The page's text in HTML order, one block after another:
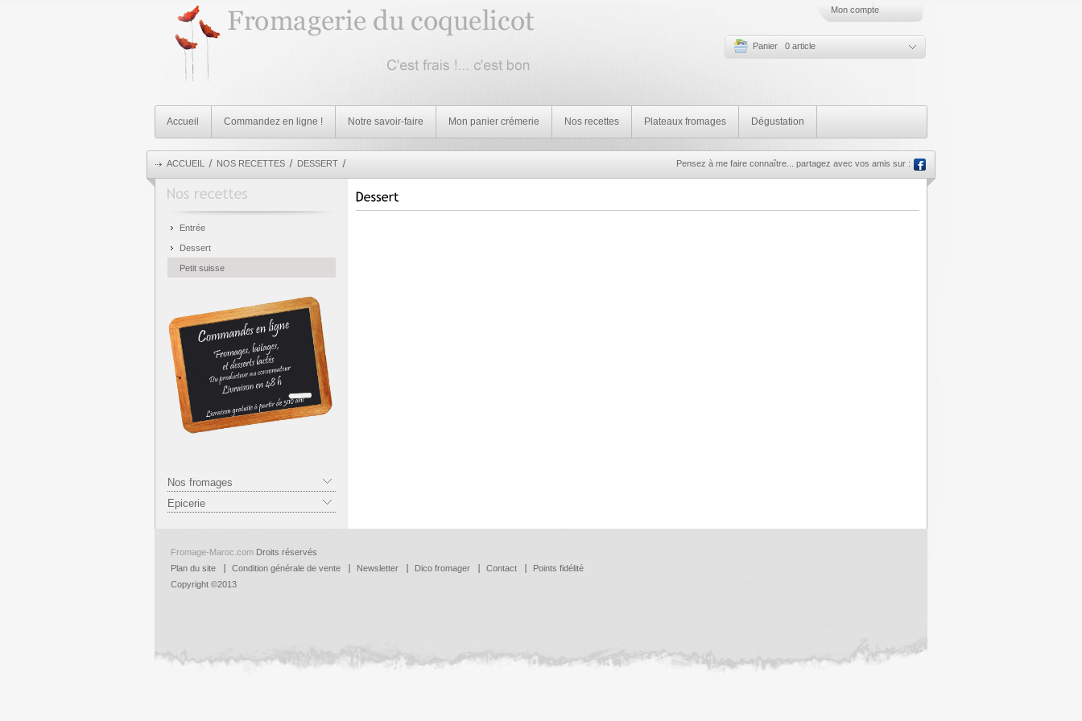
Mon compte
Panier 0 article
Accueil Commandez en ligne ! Notre savoir-faire Mon panier crémerie Nos recettes Plateaux fromages Dégustation
ACCUEIL NOS RECETTES DESSERT Pensez à me faire connaître... partagez avec vos amis sur :
Entrée
Dessert
Petit suisse
Nos fromages
Epicerie
Fromage-Maroc.com Droits réservés
Plan du site
Condition générale de vente Newsletter Dico fromager Contact
Points fidélité
Copyright ©2013